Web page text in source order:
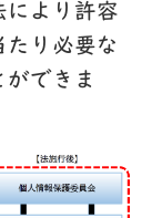
より許容
たり必要な
できま